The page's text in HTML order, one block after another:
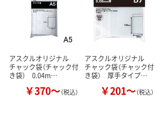
アスクルオリジナル
チャック袋（チャック付
き袋） 0.04m…
￥370～（税込）
アスクルオリジナル
チャック袋（チャック付
き袋） 厚手タイプ…
￥201～（税込）